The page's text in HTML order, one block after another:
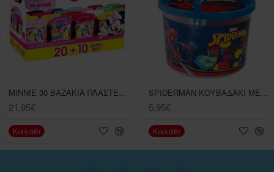
MINNIE 30 ΒΑΖΑΚΙΑ ΠΛΑΣΤΕΛΙΝΗΣ
21,95€
Καλάθι
SPIDERMAN ΚΟΥΒΑΔΑΚΙ ΜΕ 4 ΒΑΖΑΚΙΑ ΠΛΑΣΤΕΛΙΝΗΣ 2ΟΖ ΚΑΙ 8 ΕΡΓΑΛΕΙΑ
5,95€
Καλάθι